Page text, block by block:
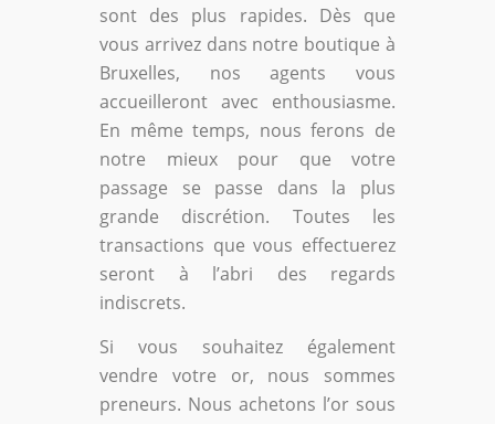
sont des plus rapides. Dès que
vous arrivez dans notre boutique à
Bruxelles, nos agents vous
accueilleront avec enthousiasme.
En même temps, nous ferons de
notre mieux pour que votre
passage se passe dans la plus
grande discrétion. Toutes les
transactions que vous effectuerez
seront à l’abri des regards
indiscrets.
Si vous souhaitez également
vendre votre or, nous sommes
preneurs. Nous achetons l’or sous